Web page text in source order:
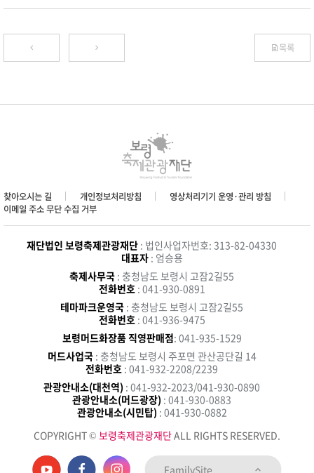
목록
찾아오시는 길 개인정보처리방침
영상처리기기 운영·관리 방침
이메일 주소 무단 수집 거부
재단법인 보령축제관광재단 : 법인사업자번호: 313-82-04330
대표자: 엄승용
축제사무국 : 충청남도 보령시 고잠2길55
전화번호 : 041-930-0891
테마파크운영국 : 충청남도 보령시 고잠2길55
전화번호 : 041-936-9475
보령머드화장품 직영판매점: 041-935-1529
머드사업국 : 충청남도 보령시 주포면 관산공단길 14
전화번호 : 041-932-2208/2239
관광안내소(대천역) : 041-932-2023/041-930-0890
관광안내소(머드광장) : 041-930-0883
관광안내소(시민탑) : 041-930-0882
COPYRIGHT © 보령축제관광재단ALL RIGHTS RESERVED.
FamilySite